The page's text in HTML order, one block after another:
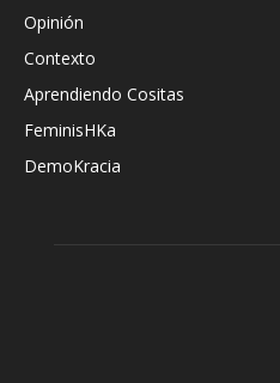
Opinión
Contexto
Aprendiendo Cositas
FeminisHKa
DemoKracia